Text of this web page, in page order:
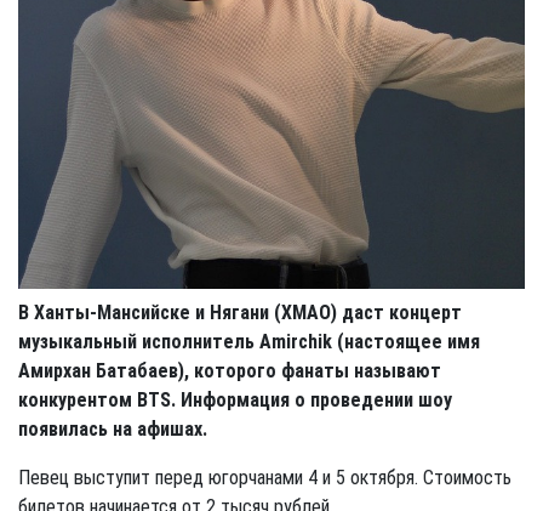
В Ханты-Мансийске и Нягани (ХМАО) даст концерт
музыкальный исполнитель Amirchik (настоящее имя
Амирхан Батабаев), которого фанаты называют
конкурентом BTS. Информация о проведении шоу
появилась на афишах.
Певец выступит перед югорчанами 4 и 5 октября. Стоимость